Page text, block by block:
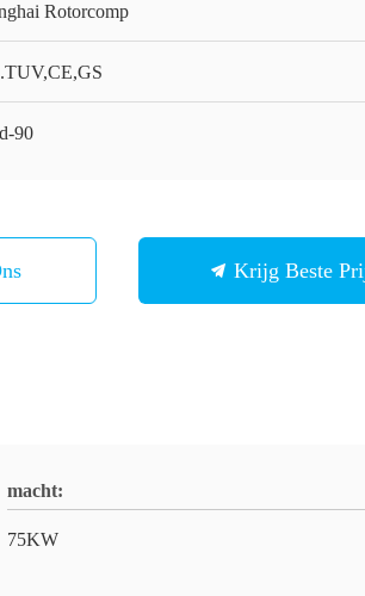
Rotorcomp
90
Krijg Beste
macht:
75KW